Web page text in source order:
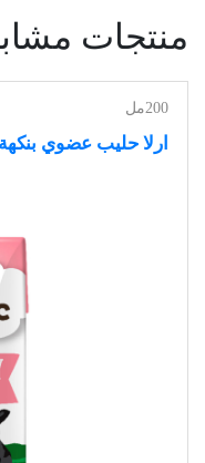
منتجات
200مل
ارلا حليب عضوي بنكهة